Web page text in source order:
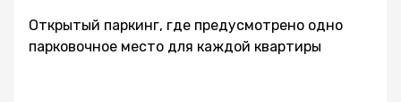
Открытый паркинг, где предусмотрено одно
парковочное место для каждой квартиры